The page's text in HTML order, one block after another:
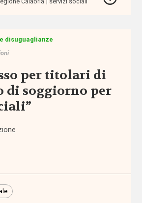
disuguaglianze
per titolari di
di soggiorno per